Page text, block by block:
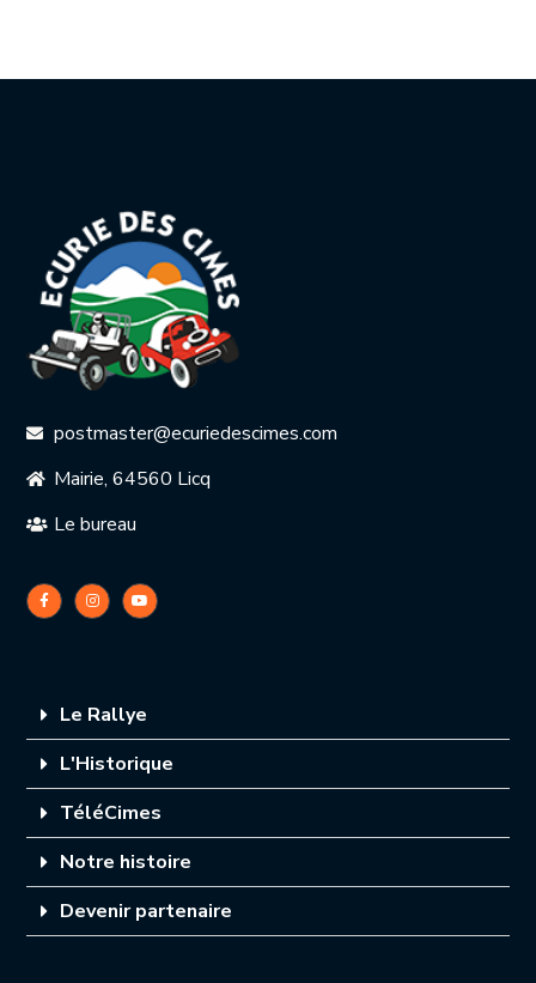
postmaster@ecuriedescimes.com
Mairie, 64560 Licq
Le bureau
Le Rallye
L'Historique
TéléCimes
Notre histoire
Devenir partenaire